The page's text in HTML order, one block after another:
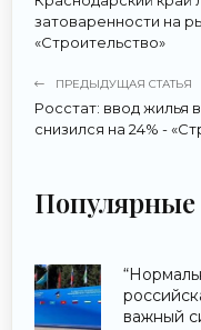
затоваренности на
«Строительство»
ПРЕДЫДУЩАЯ СТАТЬЯ
Росстат: ввод жилья
снизился на 24% -
Популярные
важный